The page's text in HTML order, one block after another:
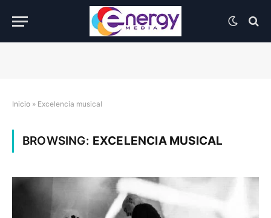
Inicio » Excelencia musical
BROWSING: EXCELENCIA MUSICAL